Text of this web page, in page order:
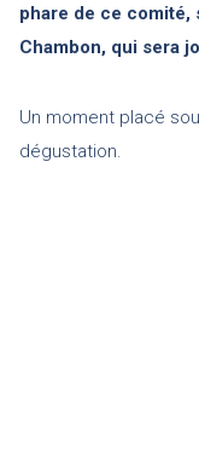
phare de ce comité,
Chambon, qui sera
Un moment placé
dégustation.